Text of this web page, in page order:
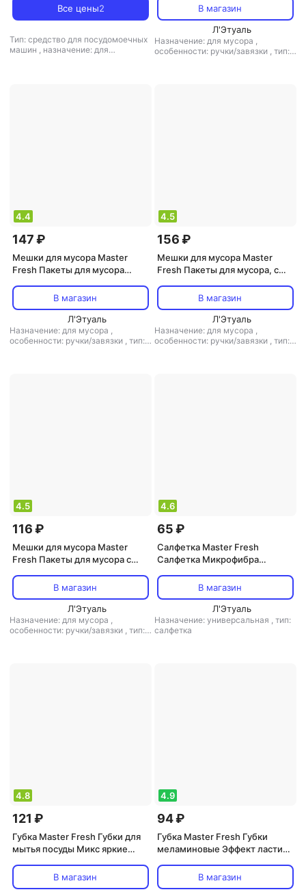
Все цены2
Тип: средство для посудомоечных
машин , назначение: для
В магазин
Л'Этуаль
Назначение: для мусора ,
особенности: ручки/завязки , тип:
4.4
147 ₽
Мешки для мусора Master
Fresh Пакеты для мусора
В магазин
Л'Этуаль
Назначение: для мусора ,
особенности: ручки/завязки , тип:
4.5
156 ₽
Мешки для мусора Master
Fresh Пакеты для мусора, с
В магазин
Л'Этуаль
Назначение: для мусора ,
особенности: ручки/завязки , тип:
4.5
116 ₽
Мешки для мусора Master
Fresh Пакеты для мусора с
В магазин
Л'Этуаль
Назначение: для мусора ,
особенности: ручки/завязки , тип:
4.6
65 ₽
Салфетка Master Fresh
Салфетка Микрофибра
30*30см 1штВ магазин
Л'Этуаль
Назначение: универсальная , тип:
салфетка
4.8
121 ₽
Губка Master Fresh Губки для
мытья посуды Микс яркие
80*65*40мм 5шт
В магазин
4.9
94 ₽
Губка Master Fresh Губки
меламиновые Эффект ластика
В магазин